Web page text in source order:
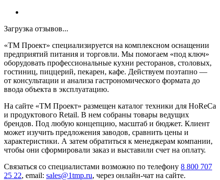
Загрузка отзывов...
«ТМ Проект» специализируется на комплексном оснащении
предприятий питания и торговли. Мы помогаем «под ключ»
оборудовать профессиональные кухни ресторанов, столовых,
гостиниц, пиццерий, пекарен, кафе. Действуем поэтапно —
от консультации и анализа гастрономического формата до
ввода объекта в эксплуатацию.
На сайте «ТМ Проект» размещен каталог техники для HoReCa
и продуктового Retail. В нем собраны товары ведущих
брендов. Под любую концепцию, масштаб и бюджет. Клиент
может изучить предложения заводов, сравнить цены и
характеристики. А затем обратиться к менеджерам компании,
чтобы они сформировали заказ и выставили счет на оплату.
Связаться со специалистами возможно по телефону 8 800 707
25 22, email: sales@1tmp.ru, через онлайн-чат на сайте.